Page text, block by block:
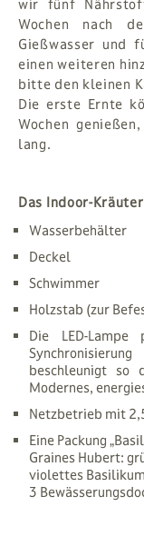
wir fünf
Wochen nach
Gießwasser und
einen weiteren
bitte den kleinen
Die erste Ernte
Wochen
lang.
Das Indoor-
Wasserbehälter
Deckel
Schwimmer
Holzstab (zur
Die LED-
beschleunigt so
Modernes,
Netzbetrieb mit
Eine Packung
Graines Hubert:
violettes
3